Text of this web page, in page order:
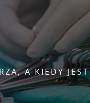
A KIEDY